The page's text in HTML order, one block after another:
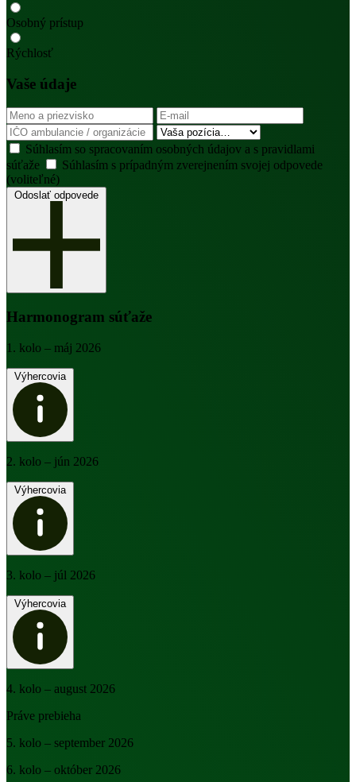
Osobný prístup
Rýchlosť
Vaše údaje
Súhlasím so spracovaním osobných údajov a s pravidlami
súťaže
Súhlasím s prípadným zverejnením svojej odpovede
(voliteľné)
Harmonogram súťaže
1. kolo – máj 2026
Výhercovia
2. kolo – jún 2026
Výhercovia
3. kolo – júl 2026
Výhercovia
4. kolo – august 2026
Práve prebieha
5. kolo – september 2026
6. kolo – október 2026